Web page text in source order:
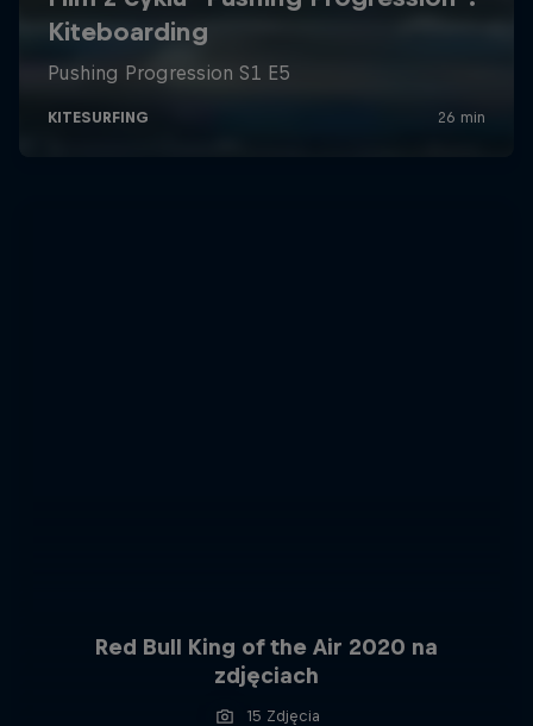
Red Bull King of the Air 2020 na
zdjęciach
15 Zdjęcia